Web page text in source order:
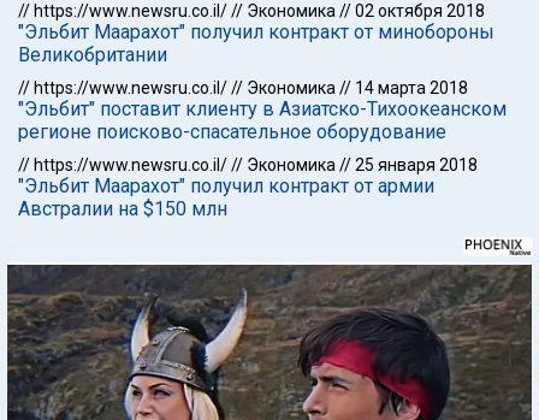
// https://www.newsru.co.il/// Экономика //02 октября 2018
"Эльбит Маарахот" получил контракт от минобороны
Великобритании
// https://www.newsru.co.il/// Экономика // 14 марта 2018
"Эльбит" поставит клиенту в Азиатско-Тихоокеанском
регионе поисково-спасательное оборудование
// https://www.newsru.co.il/// Экономика //25 января 2018
"Эльбит Маарахот" получил контракт от армии
Австралии на $150 млн